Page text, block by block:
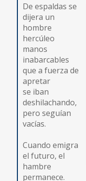
De espaldas se
dijera un
hombre
hercúleo
manos
inabarcables
que a fuerza de
apretar
se iban
deshilachando,
pero seguían
vacías.
Cuando emigra
el futuro, el
hambre
permanece.